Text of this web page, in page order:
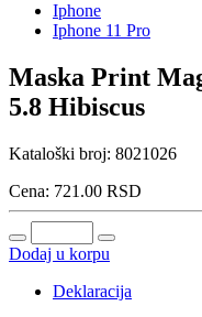
Iphone
Iphone 11 Pro
Maska Print
5.8 Hibiscus
Kataloški broj: 8021026
Cena: 721.00 RSD
Dodaj u korpu
Deklaracija